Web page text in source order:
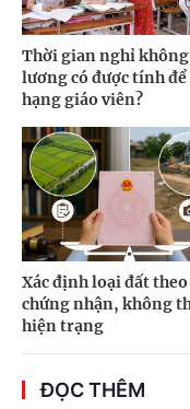
Thời gian nghỉ không
lương có được tính
hạng giáo viên?
Xác định loại đất theo
chứng nhận, không
hiện trạng
ĐỌC THÊM